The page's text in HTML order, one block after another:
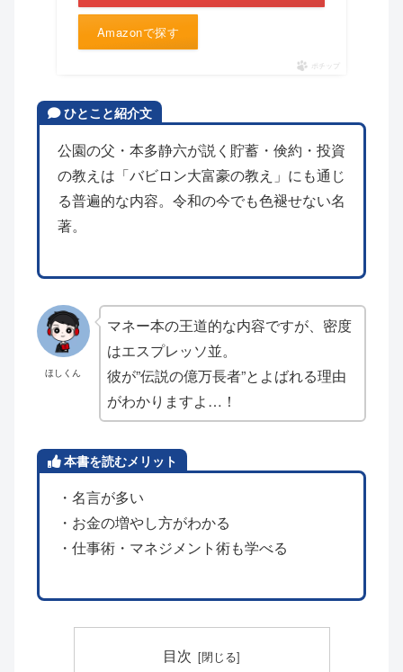
Amazonで探す
ポチップ
ひとこと紹介文
公園の父・本多静六が説く貯蓄・倹約・投資
の教えは「バビロン大富豪の教え」にも通じ
る普遍的な内容。令和の今でも色褪せない名
著。
ほしくん
マネー本の王道的な内容ですが、密度
はエスプレッソ並。
彼が”伝説の億万長者”とよばれる理由
がわかりますよ…！
本書を読むメリット
・名言が多い
・お金の増やし方がわかる
・仕事術・マネジメント術も学べる
目次